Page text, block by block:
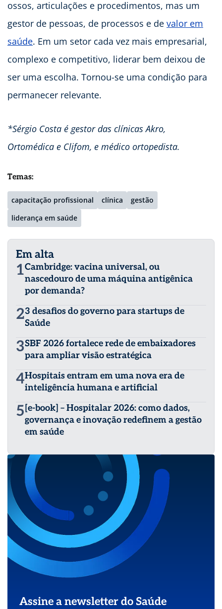
ossos, articulações e procedimentos, mas um
gestor de pessoas, de processos e de valor em
saúde. Em um setor cada vez mais empresarial,
complexo e competitivo, liderar bem deixou de
ser uma escolha. Tornou-se uma condição para
permanecer relevante.
*Sérgio Costa é gestor das clínicas Akro,
Ortomédica e Clifom, e médico ortopedista.
Temas:
capacitação profissional clínica
gestão
liderança em saúde
Em alta
1Cambridge: vacina universal, ou
nascedouro de uma máquina antigênica
por demanda?
23 desafios do governo para startups de
Saúde
3SBF 2026 fortalece rede de embaixadores
para ampliar visão estratégica
4Hospitais entram em uma nova era de
inteligência humana e artificial
5 [e-book] – Hospitalar 2026: como dados,
governança e inovação redefinem a gestão
em saúde
Assine a newsletter do Saúde